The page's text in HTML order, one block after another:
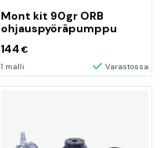
Mont kit 90gr ORB
ohjauspyöräpumppu
144 €
1 malli Varastossa